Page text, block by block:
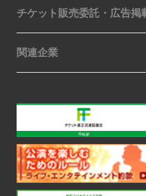
チケット販売委託・広告掲
関連企業